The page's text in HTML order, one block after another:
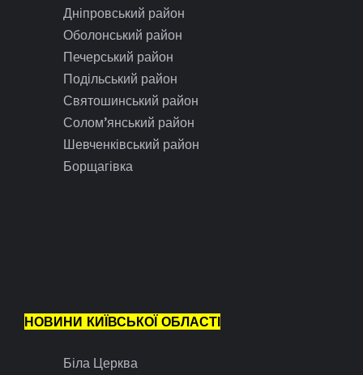
Дніпровський район
Оболонський район
Печерський район
Подільський район
Святошинський район
Солом’янський район
Шевченківський район
Борщагівка
НОВИНИ КИЇВСЬКОЇ ОБЛАСТІ
Біла Церква